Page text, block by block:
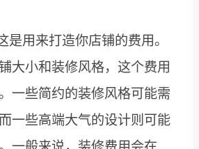
用来打造你店铺的费用。
大小和装修风格，这个费用
一些简约的装修风格可能需
一些高端大气的设计则可能